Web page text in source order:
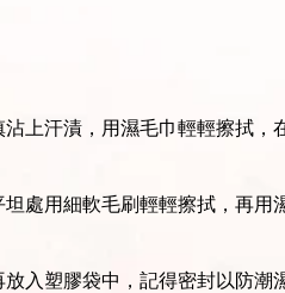
上汗漬，用濕毛巾輕輕擦拭，
處用細軟毛刷輕輕擦拭，再用
入塑膠袋中，記得密封以防潮